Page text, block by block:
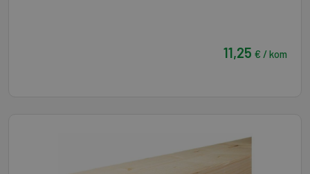
11,25 € / kom